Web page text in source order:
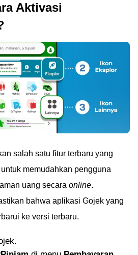
Aktivasi
salah satu fitur terbaru yang
memudahkan pengguna
uang secara online.
bahwa aplikasi Gojek yang
ke versi terbaru.